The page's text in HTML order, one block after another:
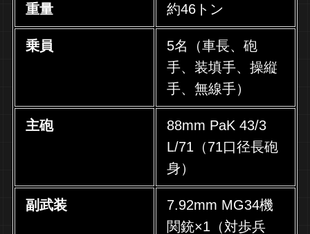
重量 約46トン
乗員
5名（車長、砲
手、装填手、操縦
手、無線手）
主砲
88mm PaK 43/3
L/71（71口径長砲
身）
副武装
7.92mm MG34機
関銃×1（対歩兵